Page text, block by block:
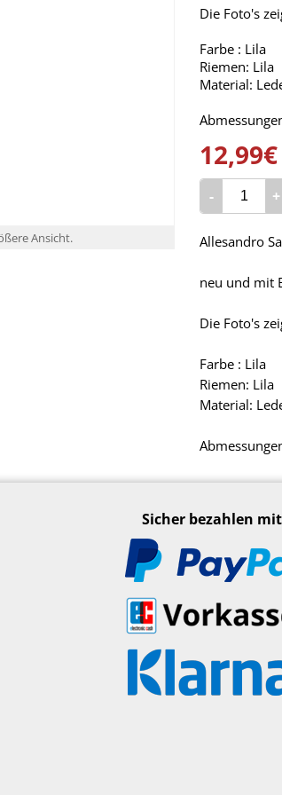
Ansicht.
Die Foto's
Farbe : Lila
Riemen: Lila
Material:
12,99€
- +
Allesandro
neu und mit
Die Foto's
Farbe : Lila
Riemen: Lila
Material:
Sicher bezahlen